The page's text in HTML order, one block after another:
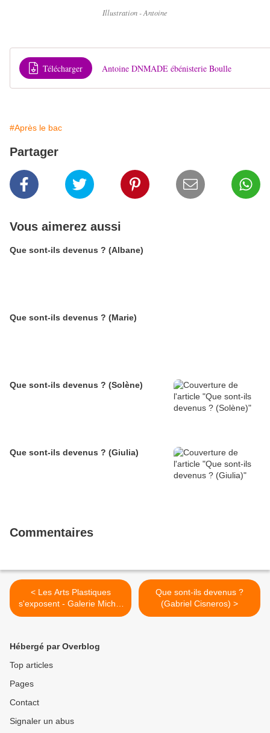
Illustration - Antoine
Télécharger Antoine DNMADE ébénisterie Boulle
#Après le bac
Partager
Vous aimerez aussi
Que sont-ils devenus ? (Albane)
Que sont-ils devenus ? (Marie)
Que sont-ils devenus ? (Solène)
Que sont-ils devenus ? (Giulia)
Commentaires
< Les Arts Plastiques
s'exposent - Galerie Michel
Journiac
Que sont-ils devenus ?
(Gabriel Cisneros) >
Hébergé par Overblog
Top articles
Pages
Contact
Signaler un abus